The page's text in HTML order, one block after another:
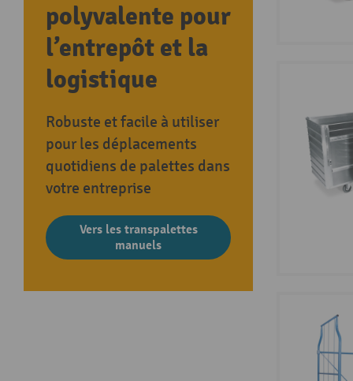
polyvalente pour
l’entrepôt et la
logistique
Robuste et facile à utiliser
pour les déplacements
quotidiens de palettes dans
votre entreprise
Vers les transpalettes
manuels